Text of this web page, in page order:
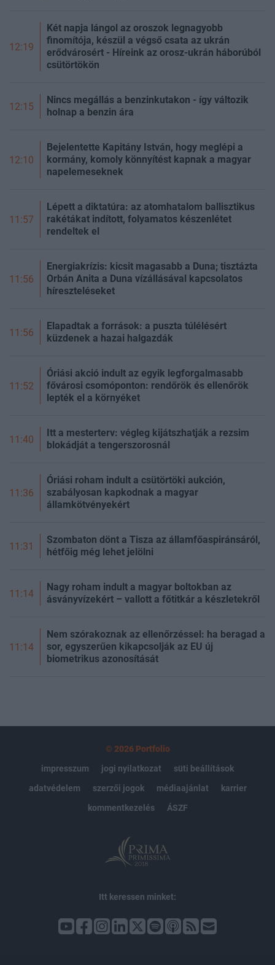
12:19
Két napja lángol az oroszok legnagyobb
finomítója, készül a végső csata az ukrán
erődvárosért - Híreink az orosz-ukrán háborúból
csütörtökön
12:15
Nincs megállás a benzinkutakon - így változik
holnap a benzin ára
12:10
Bejelentette Kapitány István, hogy meglépi a
kormány, komoly könnyítést kapnak a magyar
napelemeseknek
11:57
Lépett a diktatúra: az atomhatalom ballisztikus
rakétákat indított, folyamatos készenlétet
rendeltek el
11:56
Energiakrízis: kicsit magasabb a Duna; tisztázta
Orbán Anita a Duna vízállásával kapcsolatos
híreszteléseket
11:56
Elapadtak a források: a puszta túlélésért
küzdenek a hazai halgazdák
11:52
Óriási akció indult az egyik legforgalmasabb
fővárosi csomóponton: rendőrök és ellenőrök
lepték el a környéket
11:40
Itt a mesterterv: végleg kijátszhatják a rezsim
blokádját a tengerszorosnál
11:36
Óriási roham indult a csütörtöki aukción,
szabályosan kapkodnak a magyar
államkötvényekért
11:31
Szombaton dönt a Tisza az államfőaspiránsáról,
hétfőig még lehet jelölni
11:14
Nagy roham indult a magyar boltokban az
ásványvízekért – vallott a főtitkár a készletekről
11:14
Nem szórakoznak az ellenőrzéssel: ha beragad a
sor, egyszerűen kikapcsolják az EU új
biometrikus azonosítását
© 2026 Portfolio
impresszum
jogi nyilatkozat
süti beállítások
adatvédelem
szerzői jogok médiaajánlat
karrier
kommentkezelés
ÁSZF
Itt keressen minket: